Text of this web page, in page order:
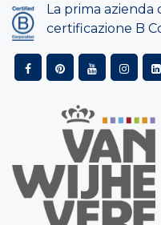
La prima
certificazione B